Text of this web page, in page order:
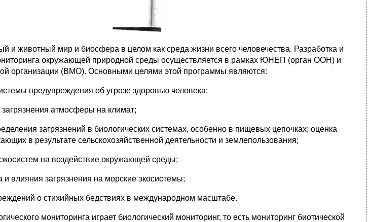
и животный мир и биосфера в целом как среда жизни всего человечества. Разработка и
окружающей природной среды осуществляется в рамках ЮНЕП (орган ООН) и
организации (ВМО). Основными целями этой программы являются:
предупреждения об угрозе здоровью человека;
атмосферы на климат;
загрязнений в био­логических системах, особенно в пищевых цепочках; оценка
в результате сельскохозяйственной деятельности и землепользования;
на воздействие ок­ружающей среды;
и влияния загрязнения на морские экосистемы;
о стихийных бедствиях в международном масштабе.
мониторинга играет биологический мониторинг, то есть мониторинг биотической